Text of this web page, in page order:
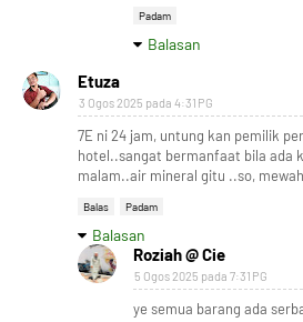
Padam
Balasan
Etuza
3 Ogos 2025 pada 4:31 PG
7E ni 24 jam, untung kan pemilik
hotel..sangat bermanfaat bila ada
malam..air mineral gitu ..so,
Balas Padam
Balasan
Roziah @ Cie
5 Ogos 2025 pada 7:31 PG
ye semua barang ada